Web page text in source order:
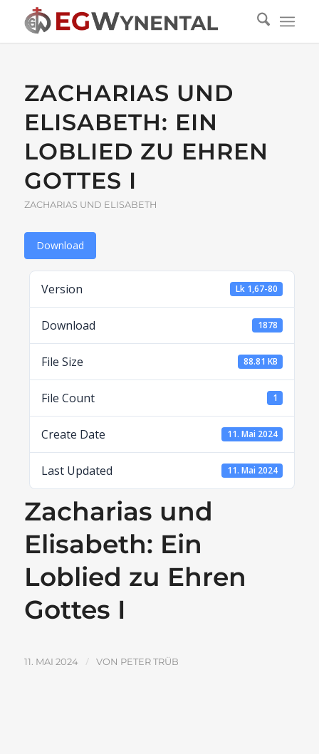
ZACHARIAS UND
ELISABETH: EIN
LOBLIED ZU EHREN
GOTTES I
ZACHARIAS UND ELISABETH
Download
Version Lk 1,67-80
Download 1878
File Size 88.81 KB
File Count 1
Create Date 11. Mai 2024
Last Updated 11. Mai 2024
Zacharias und
Elisabeth: Ein
Loblied zu Ehren
Gottes I
11. MAI 2024 / VON PETER TRÜB